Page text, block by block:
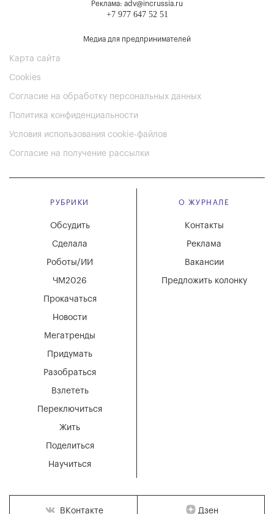
Реклама: adv@incrussia.ru
+7 977 647 52 51
Медиа для предпринимателей
Карта сайта
Cookies
Согласие на обработку персональных данных
Политика конфиденциальности
Условия использования cookie-файлов
Согласие на получение рассылки
РУБРИКИ
Мегатренды
Придумать
Разобраться
Взлететь
Новости
Переключиться
Жить
Поделиться
Научиться
Обсудить
Сделала
Роботы/ИИ
ЧМ2026
Прокачаться
О ЖУРНАЛЕ
Вакансии
Реклама
Контакты
Предложить колонку
ВКонтакте Дзен